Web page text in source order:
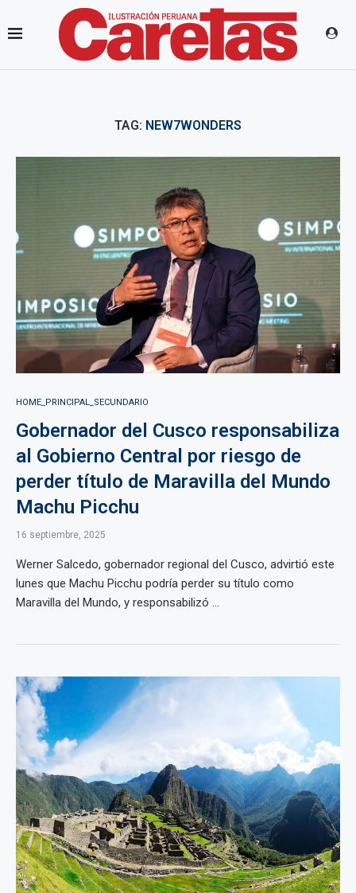
TAG: NEW7WONDERS
HOME_PRINCIPAL_SECUNDARIO
Gobernador del Cusco responsabiliza
al Gobierno Central por riesgo de
perder título de Maravilla del Mundo
Machu Picchu
16 septiembre, 2025
Werner Salcedo, gobernador regional del Cusco, advirtió este
lunes que Machu Picchu podría perder su título como
Maravilla del Mundo, y responsabilizó ...